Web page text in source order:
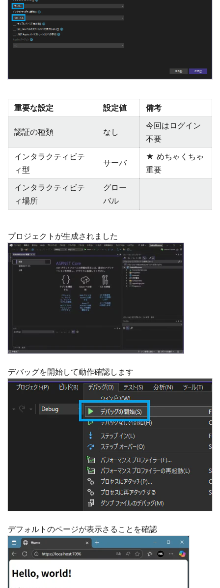
重要な設定 設定値 備考
認証の種類 なし
今回はログイン
不要
インタラクティビテ
ィ型
サーバ
★ めちゃくちゃ
重要
インタラクティビテ
ィ場所
グロー
バル
プロジェクトが生成されました
デバッグを開始して動作確認します
デフォルトのページが表示さることを確認